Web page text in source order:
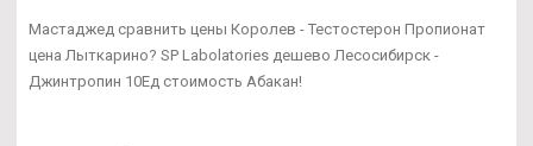
Мастаджед сравнить цены Королев - Тестостерон Пропионат
цена Лыткарино? SP Labolatories дешево Лесосибирск -
Джинтропин 10Ед стоимость Абакан!